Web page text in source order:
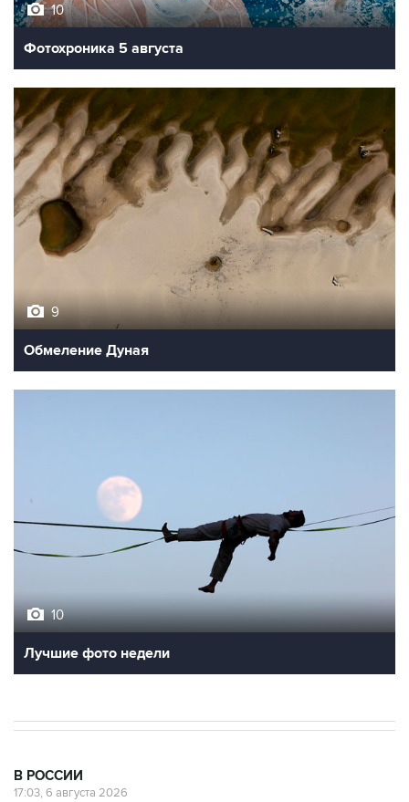
10
Фотохроника 5 августа
9
Обмеление Дуная
10
Лучшие фото недели
В РОССИИ
17:03, 6 августа 2026